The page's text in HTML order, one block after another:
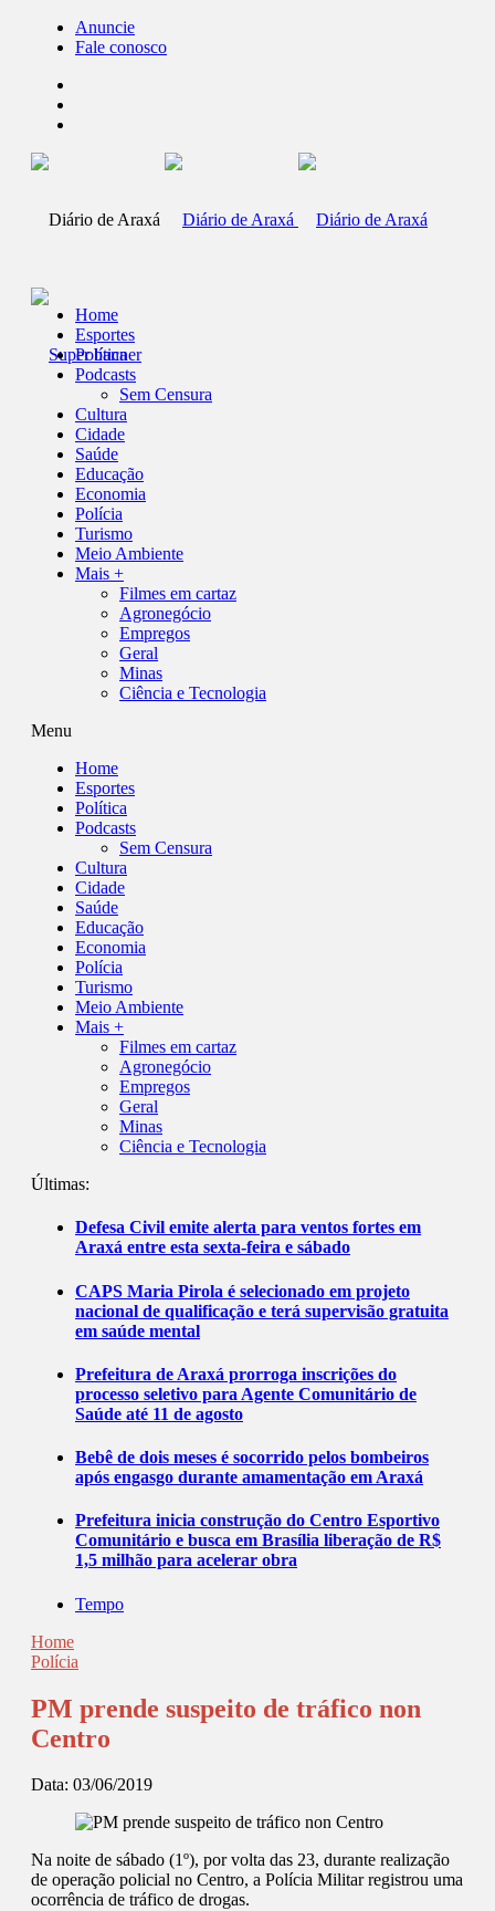
Anuncie
Fale conosco
Home
Esportes
Política
Podcasts
Sem Censura
Cultura
Cidade
Saúde
Educação
Economia
Polícia
Turismo
Meio Ambiente
Mais +
Filmes em cartaz
Agronegócio
Empregos
Geral
Minas
Ciência e Tecnologia
Menu
Home
Esportes
Política
Podcasts
Sem Censura
Cultura
Cidade
Saúde
Educação
Economia
Polícia
Turismo
Meio Ambiente
Mais +
Filmes em cartaz
Agronegócio
Empregos
Geral
Minas
Ciência e Tecnologia
Últimas:
Defesa Civil emite alerta para ventos fortes em
Araxá entre esta sexta-feira e sábado
CAPS Maria Pirola é selecionado em projeto
nacional de qualificação e terá supervisão gratuita
em saúde mental
Prefeitura de Araxá prorroga inscrições do
processo seletivo para Agente Comunitário de
Saúde até 11 de agosto
Bebê de dois meses é socorrido pelos bombeiros
após engasgo durante amamentação em Araxá
Prefeitura inicia construção do Centro Esportivo
Comunitário e busca em Brasília liberação de R$
1,5 milhão para acelerar obra
Tempo
Home
Polícia
PM prende suspeito de tráfico non
Centro
Data: 03/06/2019
Na noite de sábado (1º), por volta das 23, durante realização
de operação policial no Centro, a Polícia Militar registrou uma
ocorrência de tráfico de drogas.